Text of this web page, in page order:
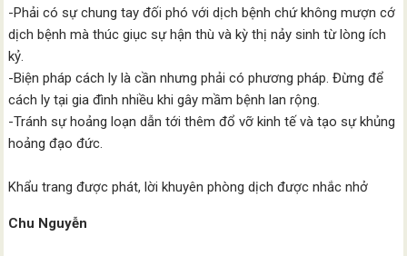
-Phải có sự chung tay đối phó với dịch bệnh chứ không mượn cớ
dịch bệnh mà thúc giục sự hận thù và kỳ thị nảy sinh từ lòng ích
kỷ.
-Biện pháp cách ly là cần nhưng phải có phương pháp. Đừng để
cách ly tại gia đình nhiều khi gây mầm bệnh lan rộng.
-Tránh sự hoảng loạn dẫn tới thêm đổ vỡ kinh tế và tạo sự khủng
hoảng đạo đức.
Khẩu trang được phát, lời khuyên phòng dịch được nhắc nhở
Chu Nguyễn